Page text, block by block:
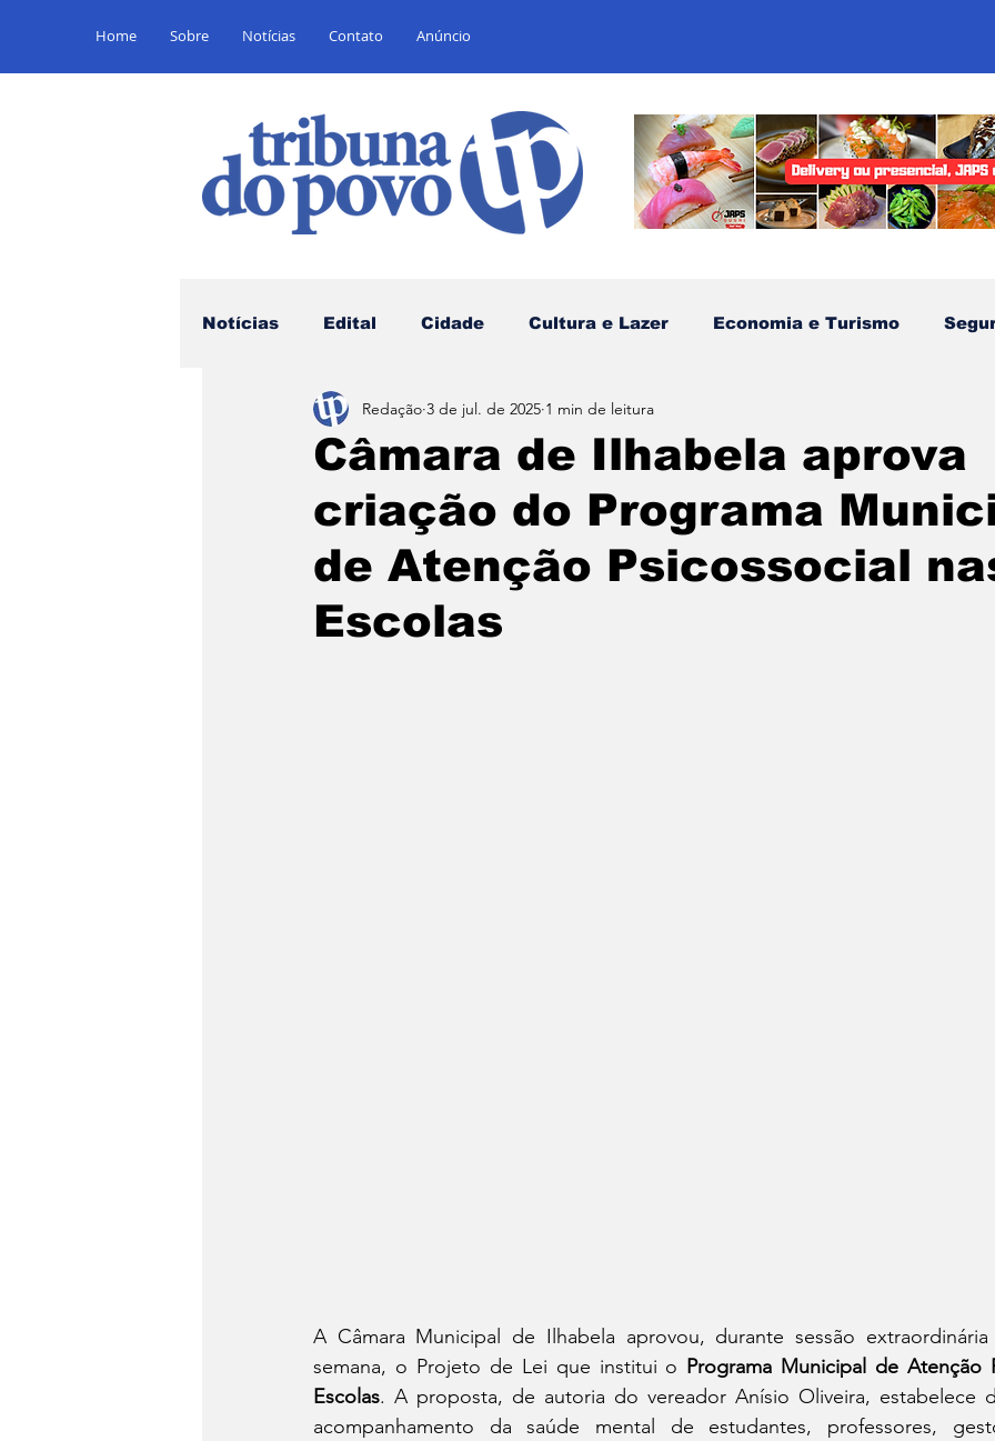
Home Sobre Notícias Contato Anúncio
Notícias Edital Cidade Cultura e Lazer Economia e Turismo
Educação Esportes Comunidades Tradicionais
São Sebastião Caraguatatuba Especial Agenda e Utilidade Pública
Câmara de Ilhabela aprova
criação do Programa
de Atenção Psicossocial
Escolas
Redação 3 de jul. de 2025 1 min de leitura
A Câmara Municipal de Ilhabela aprovou, durante sessão extraordinária
semana, o Projeto de Lei que institui o Programa Municipal de Atenção
Escolas. A proposta, de autoria do vereador Anísio Oliveira, estabelece
acompanhamento da saúde mental de estudantes, professores,